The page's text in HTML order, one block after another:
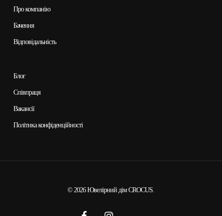
Про компанію
Бачення
Відповідальність
Блог
Співпраця
Вакансії
Політика конфіденційності
© 2026 Ювелірний дім CROCUS.